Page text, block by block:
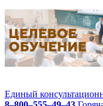
Единый